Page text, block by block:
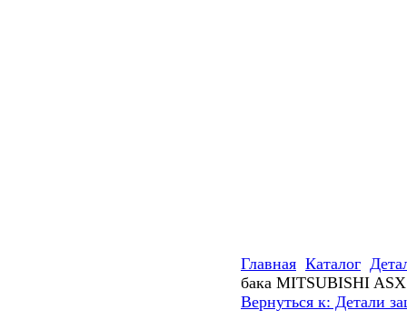
Главная Каталог
бака MITSUBISHI
Вернуться к: Детали